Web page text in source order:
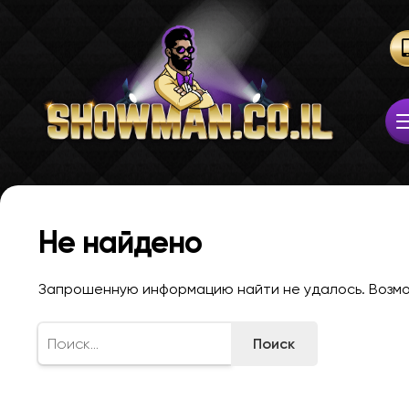
Не найдено
Запрошенную информацию найти не удалось.